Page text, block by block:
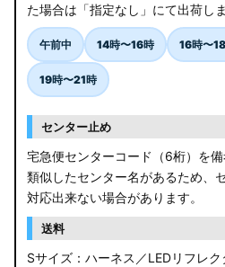
た場合は「指定なし」にて出荷しま
午前中 14時〜16時 16時〜
19時〜21時
センター止め
宅急便センターコード（6桁）を備
類似したセンター名があるため、
対応出来ない場合があります。
送料
Sサイズ：ハーネス／LEDリフレ